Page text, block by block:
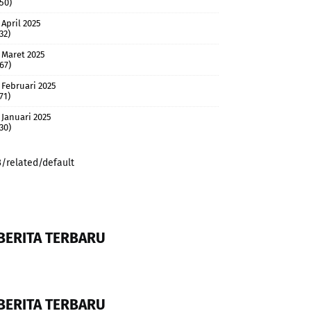
April 2025
Maret 2025
Februari 2025
Januari 2025
related/default
TERBARU
TERBARU